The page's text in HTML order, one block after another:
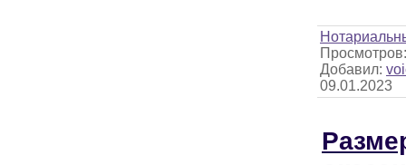
Просмотров:
Добавил:
09.01.2023